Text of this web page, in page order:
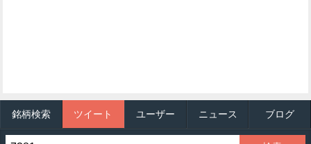
銘柄検索 ツイート ユーザー ニュース ブログ